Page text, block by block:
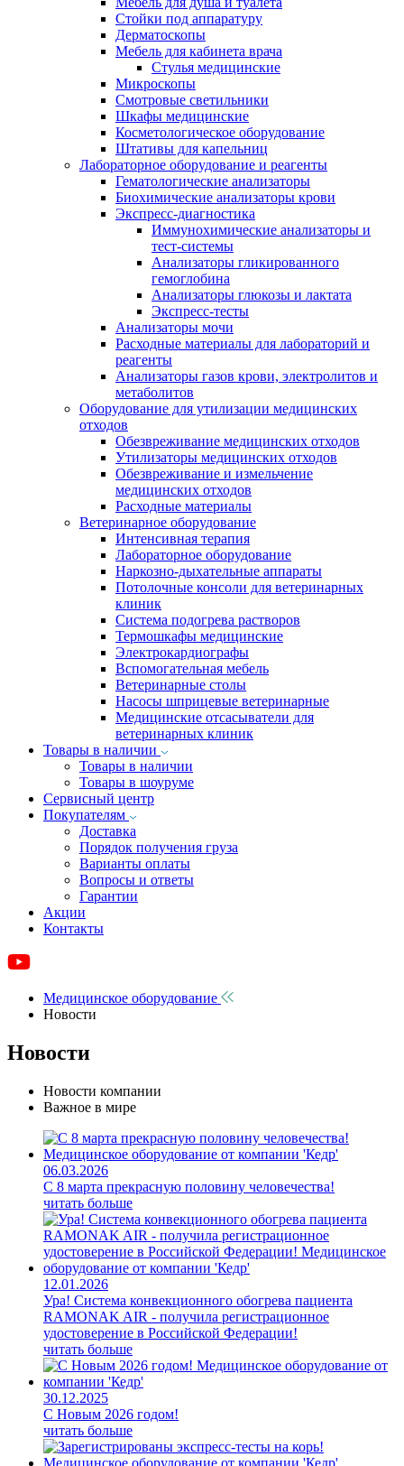
Стойки под аппаратуру
Дерматоскопы
Мебель для кабинета врача
Стулья медицинские
Микроскопы
Смотровые светильники
Шкафы медицинские
Косметологическое оборудование
Штативы для капельниц
Лабораторное оборудование и реагенты
Гематологические анализаторы
Биохимические анализаторы крови
Экспресс-диагностика
Иммунохимические анализаторы и
тест-системы
Анализаторы гликированного
гемоглобина
Анализаторы глюкозы и лактата
Экспресс-тесты
Анализаторы мочи
Расходные материалы для лабораторий и
реагенты
Анализаторы газов крови, электролитов и
метаболитов
Оборудование для утилизации медицинских
отходов
Обезвреживание медицинских отходов
Утилизаторы медицинских отходов
Обезвреживание и измельчение
медицинских отходов
Расходные материалы
Ветеринарное оборудование
Интенсивная терапия
Лабораторное оборудование
Наркозно-дыхательные аппараты
Потолочные консоли для ветеринарных
клиник
Система подогрева растворов
Термошкафы медицинские
Электрокардиографы
Вспомогательная мебель
Ветеринарные столы
Насосы шприцевые ветеринарные
Медицинские отсасыватели для
ветеринарных клиник
Товары в наличии
Товары в наличии
Товары в шоуруме
Сервисный центр
Покупателям
Доставка
Порядок получения груза
Варианты оплаты
Вопросы и ответы
Гарантии
Акции
Контакты
Медицинское оборудование
Новости
Новости
Новости компании
Важное в мире
06.03.2026
C 8 марта прекрасную половину человечества!
читать больше
12.01.2026
Ура! Система конвекционного обогрева пациента
RAMONAK AIR - получила регистрационное
удостоверение в Российской Федерации!
читать больше
30.12.2025
С Новым 2026 годом!
читать больше